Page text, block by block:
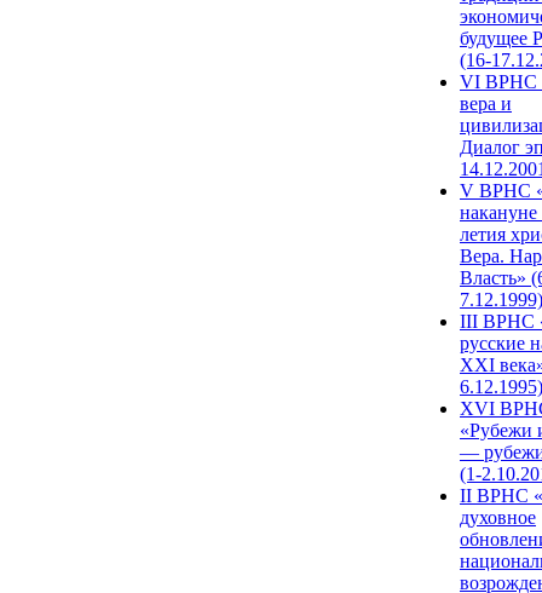
будущее
(16-
VI ВРНС
вера и
Диалог
V ВРНС
накануне
летия
Вера.
Власть»
7.12.1999)
III ВРНС
русские
XXI
6.12.1995)
XVI
«Рубежи
—
(1-
II ВРНС
духовное